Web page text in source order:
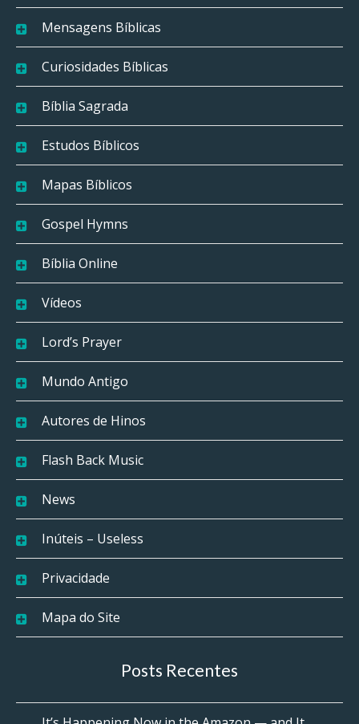
Mensagens Bíblicas
Curiosidades Bíblicas
Bíblia Sagrada
Estudos Bíblicos
Mapas Bíblicos
Gospel Hymns
Bíblia Online
Vídeos
Lord’s Prayer
Mundo Antigo
Autores de Hinos
Flash Back Music
News
Inúteis – Useless
Privacidade
Mapa do Site
Posts Recentes